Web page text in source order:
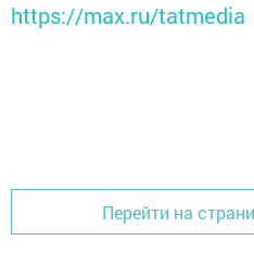
https://max.ru/tatmedia
Перейти на